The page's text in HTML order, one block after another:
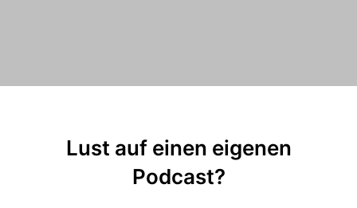
Lust auf einen eigenen
Podcast?